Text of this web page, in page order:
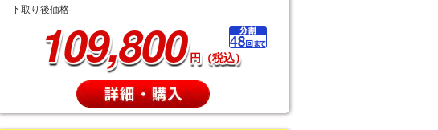
下取り後価格
109,800 円（税込）